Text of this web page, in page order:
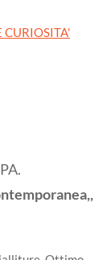
CURIOSITA'